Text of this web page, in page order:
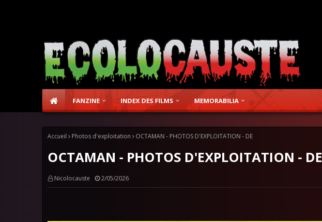
FANZINE INDEX DES FILMS MEMORABILIA
Accueil Photos d'exploitation OCTAMAN - PHOTOS D'EXPLOITATION - DE
OCTAMAN - PHOTOS D'EXPLOITATION - DE
Nicolocauste 2/05/2026